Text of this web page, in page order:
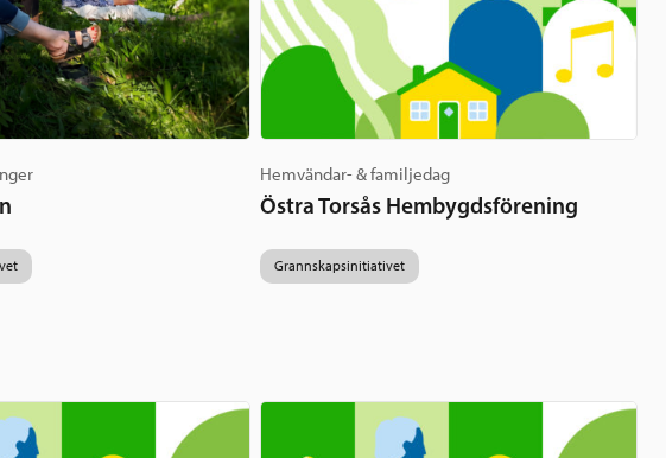
Hemvändar- & familjedag
Östra Torsås Hembygdsförening
Grannskapsinitiativet